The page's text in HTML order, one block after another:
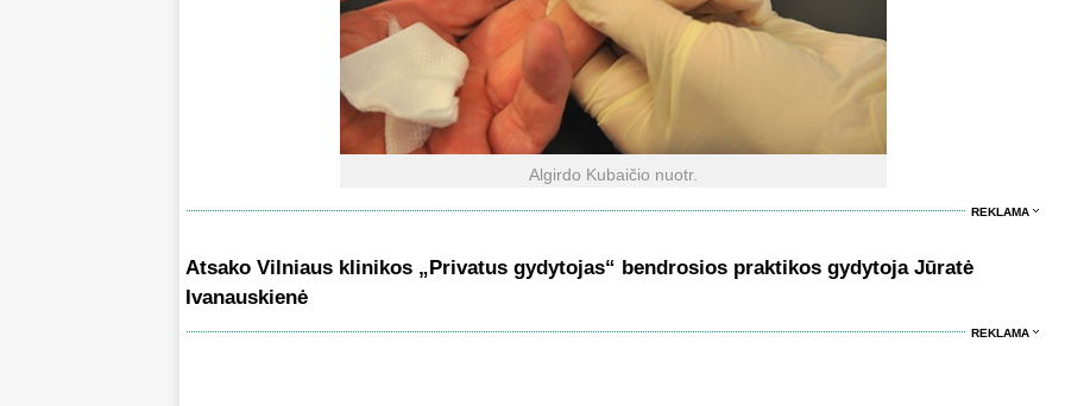
Algirdo Kubaičio nuotr.
REKLAMA
Atsako Vilniaus klinikos „Privatus gydytojas“ bendrosios praktikos gydytoja Jūratė
Ivanauskienė
REKLAMA